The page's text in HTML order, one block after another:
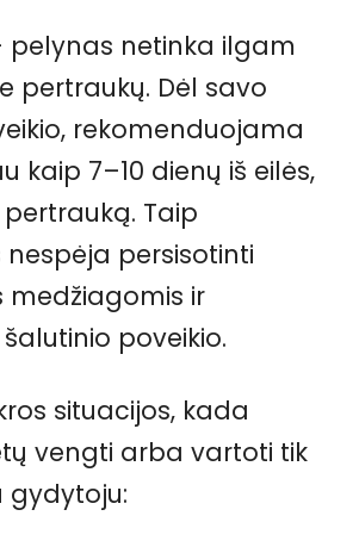
pelynas netinka ilgam
pertraukų. Dėl savo
rekomenduojama
kaip 7–10 dienų iš eilės,
Taip
persisotinti
medžiagomis ir
poveikio.
situacijos, kada
vengti arba vartoti tik
gydytoju: